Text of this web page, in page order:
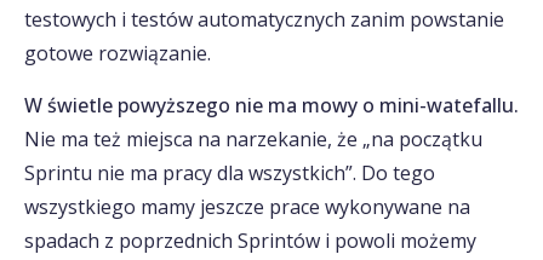
testowych i testów automatycznych zanim powstanie
gotowe rozwiązanie.
W świetle powyższego nie ma mowy o mini-watefallu.
Nie ma też miejsca na narzekanie, że „na początku
Sprintu nie ma pracy dla wszystkich”. Do tego
wszystkiego mamy jeszcze prace wykonywane na
spadach z poprzednich Sprintów i powoli możemy